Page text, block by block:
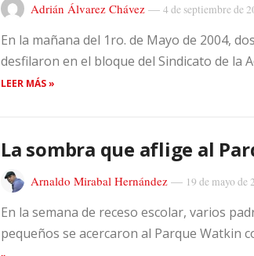
Adrián Álvarez Chávez — 4 de septiembre de
En la mañana del 1ro. de Mayo de 2004,
desfilaron en el bloque del Sindicato de la
LEER MÁS »
La sombra que aflige al
Arnaldo Mirabal Hernández — 19 de mayo de
En la semana de receso escolar, varios
pequeños se acercaron al Parque Watkin